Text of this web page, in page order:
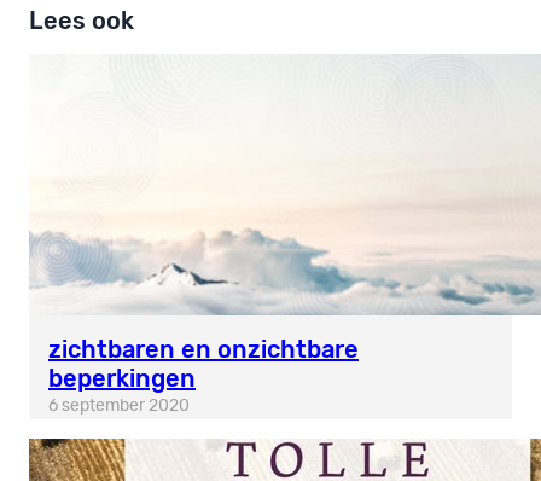
Lees ook
zichtbaren en onzichtbare
beperkingen
6 september 2020